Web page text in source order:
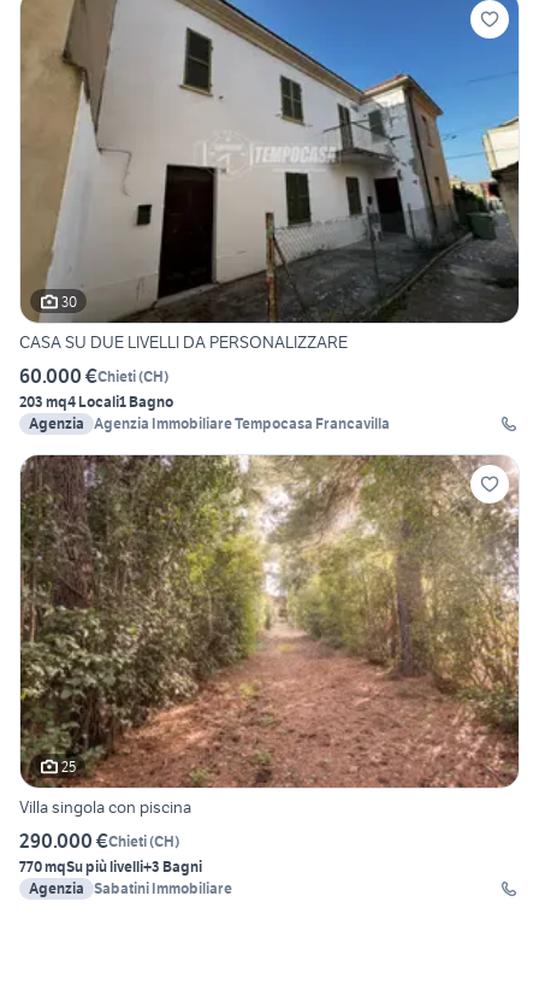
30
CASA SU DUE LIVELLI DA PERSONALIZZARE
60.000 €Chieti(CH)
203 mq4 Locali1 Bagno
Agenzia Agenzia Immobiliare Tempocasa Francavilla
25
Villa singola con piscina
290.000 €Chieti(CH)
770 mqSu più livelli+3 Bagni
Agenzia Sabatini Immobiliare